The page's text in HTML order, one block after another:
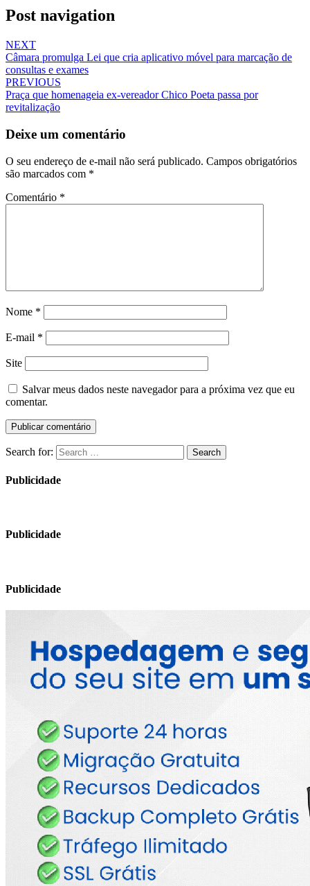
Post navigation
NEXT
Câmara promulga Lei que cria aplicativo móvel para marcação de
consultas e exames
PREVIOUS
Praça que homenageia ex-vereador Chico Poeta passa por
revitalização
Deixe um comentário
O seu endereço de e-mail não será publicado. Campos obrigatórios
são marcados com *
Comentário *
Nome *
E-mail *
Site
Salvar meus dados neste navegador para a próxima vez que eu
comentar.
Search for: Search
Publicidade
Publicidade
Publicidade